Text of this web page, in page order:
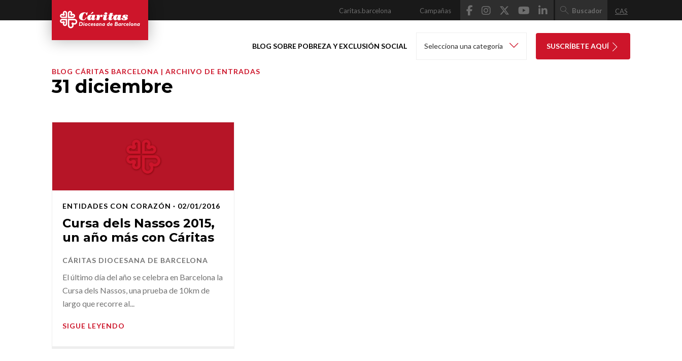
Caritas.barcelona Campañas Buscador CAS
BLOG SOBRE POBREZA Y EXCLUSIÓN SOCIAL Selecciona una categoría SUSCRÍBETE AQUÍ
BLOG CÁRITAS BARCELONA | ARCHIVO DE ENTRADAS
31 diciembre
ENTIDADES CON CORAZÓN · 02/01/2016
Cursa dels Nassos 2015,
un año más con Cáritas
CÁRITAS DIOCESANA DE BARCELONA
El último día del año se celebra en Barcelona la
Cursa dels Nassos, una prueba de 10km de
largo que recorre al...
SIGUE LEYENDO